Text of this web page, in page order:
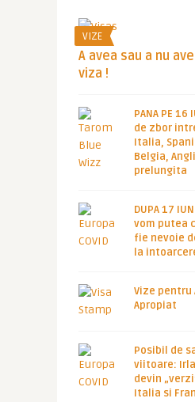
VIZE
A avea sau a nu
viza !
PANA PE
de zbor
Italia,
Belgia,
prelungita
DUPA 17
vom putea
fie nevoie
la
Vize pentru
Apropiat
Posibil de
viitoare:
devin
Italia si